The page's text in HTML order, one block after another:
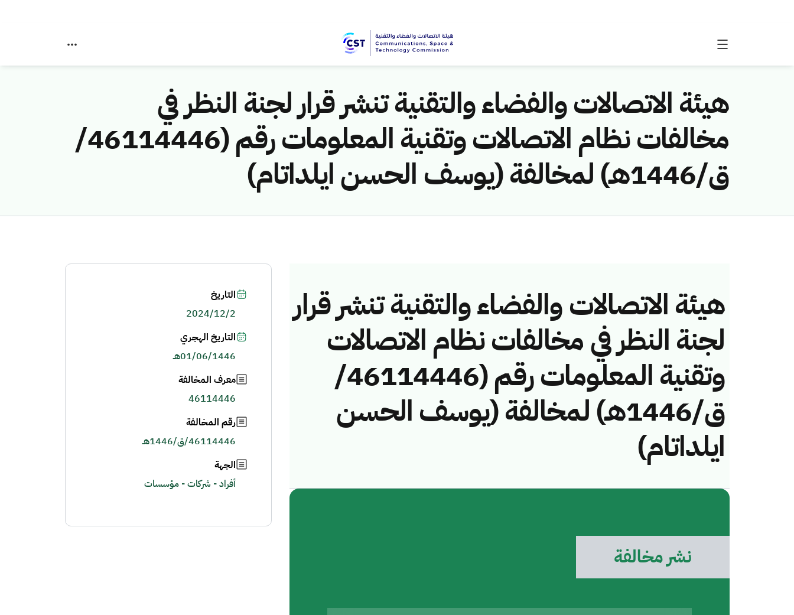
هيئة الاتصالات والفضاء والتقنية تنشر قرار لجنة النظر في
مخالفات نظام الاتصالات وتقنية المعلومات رقم (46114446/
ق/1446هـ) لمخالفة (يوسف الحسن ايلداتام)
هيئة الاتصالات والفضاء والتقنية تنشر قرار
لجنة النظر في مخالفات نظام الاتصالات
وتقنية المعلومات رقم (46114446/
ق/1446هـ) لمخالفة (يوسف الحسن
ايلداتام)
نشر مخالفة
التاريخ
2024/12/2
التاريخ الهجري
01/06/1446هـ
معرف المخالفة
46114446
رقم المخالفة
46114446/ق/1446هـ
الجهة
أفراد - شركات - مؤسسات